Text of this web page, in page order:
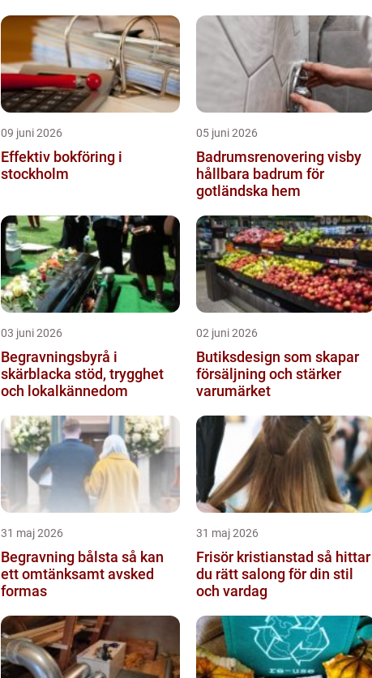
09 juni 2026
Effektiv bokföring i
stockholm
05 juni 2026
Badrumsrenovering visby
hållbara badrum för
gotländska hem
03 juni 2026
Begravningsbyrå i
skärblacka stöd, trygghet
och lokalkännedom
02 juni 2026
Butiksdesign som skapar
försäljning och stärker
varumärket
31 maj 2026
Begravning bålsta så kan
ett omtänksamt avsked
formas
31 maj 2026
Frisör kristianstad så hittar
du rätt salong för din stil
och vardag